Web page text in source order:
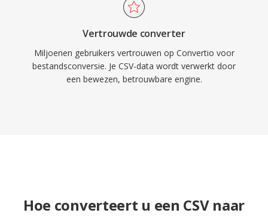
Vertrouwde converter
Miljoenen gebruikers vertrouwen op Convertio voor
bestandsconversie. Je CSV-data wordt verwerkt door
een bewezen, betrouwbare engine.
Hoe converteert u een CSV naar